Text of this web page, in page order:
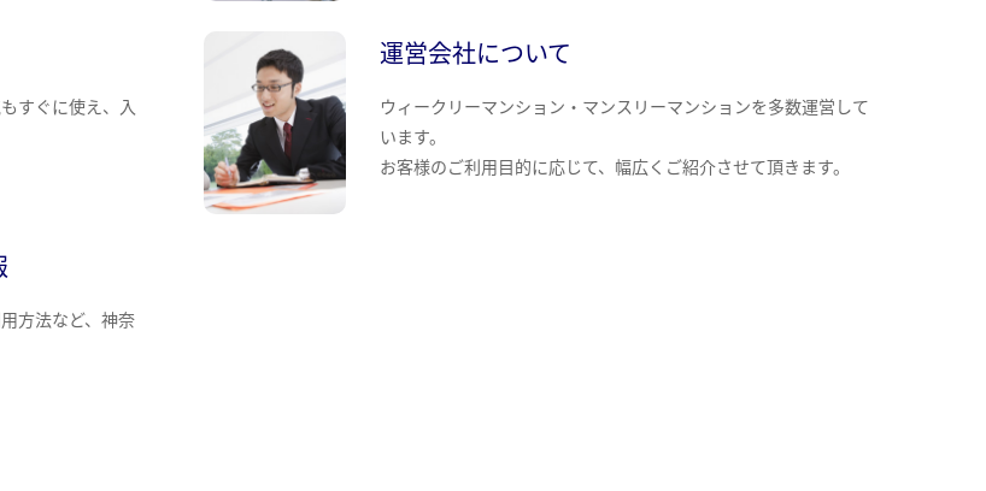
すぐに使え、入
運営会社について
ウィークリーマンション・マンスリーマンションを多数運営して
います。
お客様のご利用目的に応じて、幅広くご紹介させて頂きます。
方法など、神奈